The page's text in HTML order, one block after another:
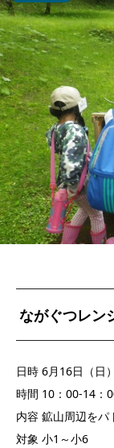
ながぐつレン
日時 6月16日（日）
時間 10：00-14：
内容 鉱山周辺をパ
対象 小1～小6